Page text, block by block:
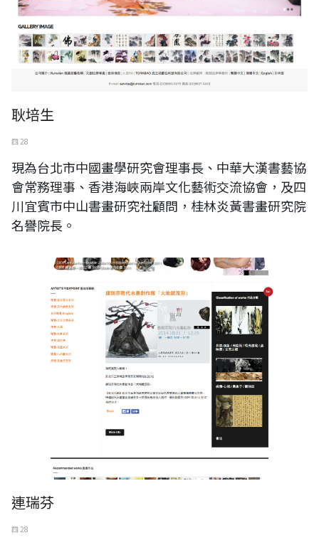
耿培生
四 28
現為台北市中國畫學研究會理事長、中華大漢書藝協
會常務理事、香港海峽兩岸文化藝術交流協會，及四
川宜賓市中山書畫研究社顧問，桂林炎黃書畫研究院
名譽院長。
連瑞芬
四 28